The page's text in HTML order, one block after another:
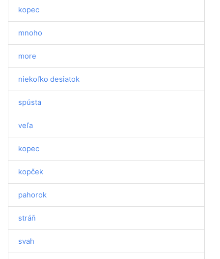
kopec
mnoho
more
niekoľko desiatok
spústa
veľa
kopec
kopček
pahorok
stráň
svah